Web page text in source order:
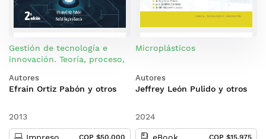
Gestión de tecnología e
innovación. Teoría, proceso,
Autores
Efrain Ortiz Pabón y otros
2013
COP $50,000
Microplásticos
Autores
Jeffrey León Pulido y otros
2024
COP $15,975